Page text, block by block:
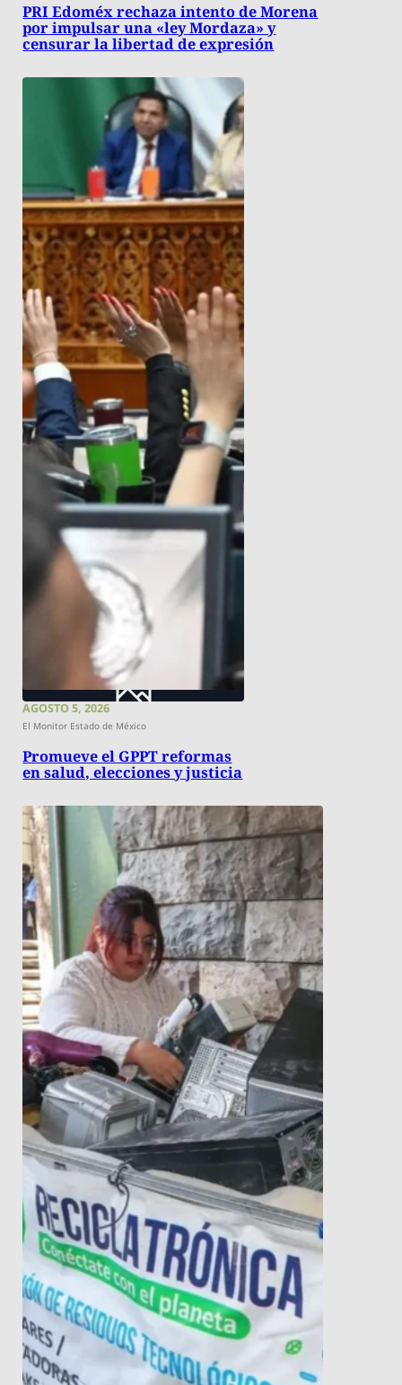
PRI Edoméx rechaza intento de Morena
por impulsar una «ley Mordaza» y
censurar la libertad de expresión
AGOSTO 5, 2026
El Monitor Estado de México
Promueve el GPPT reformas
en salud, elecciones y justicia